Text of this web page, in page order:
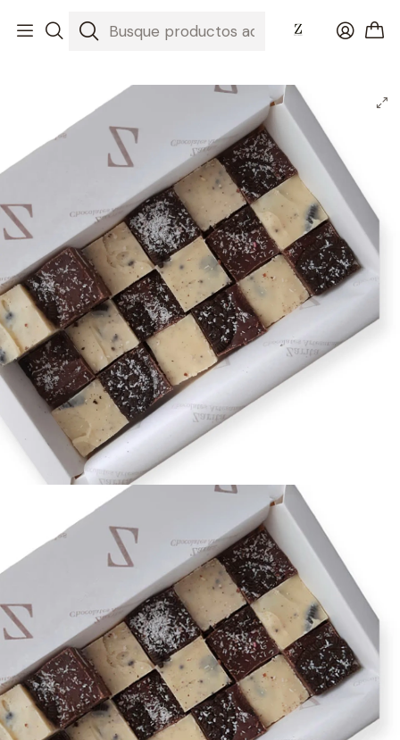
Inicio Nuestros Chocolates
Chocolates Artesanales
Caja Chocolates 20 unidades Mixta Oreo